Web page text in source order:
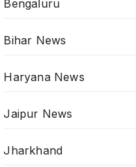
Bengaluru
Bihar News
Haryana News
Jaipur News
Jharkhand